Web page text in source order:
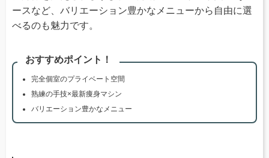
ースなど、バリエーション豊かなメニューから自由に選
べるのも魅力です。
おすすめポイント！
完全個室のプライベート空間
熟練の手技×最新痩身マシン
バリエーション豊かなメニュー